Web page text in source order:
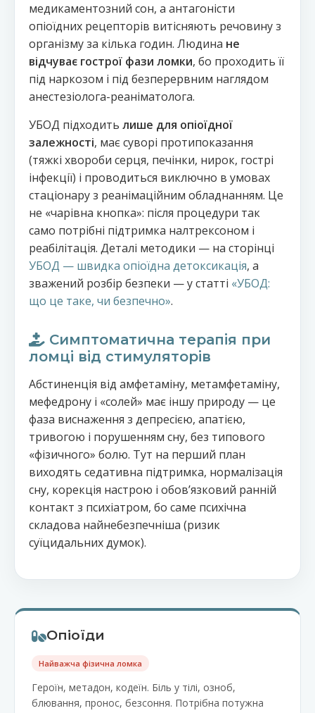
медикаментозний сон, а антагоністи
опіоїдних рецепторів витісняють речовину з
організму за кілька годин. Людина не
відчуває гострої фази ломки, бо проходить її
під наркозом і під безперервним наглядом
анестезіолога-реаніматолога.
УБОД підходить лише для опіоїдної
залежності, має суворі протипоказання
(тяжкі хвороби серця, печінки, нирок, гострі
інфекції) і проводиться виключно в умовах
стаціонару з реанімаційним обладнанням. Це
не «чарівна кнопка»: після процедури так
само потрібні підтримка налтрексоном і
реабілітація. Деталі методики — на сторінці
УБОД — швидка опіоїдна детоксикація, а
зважений розбір безпеки — у статті «УБОД:
що це таке, чи безпечно».
Симптоматична терапія при
ломці від стимуляторів
Абстиненція від амфетаміну, метамфетаміну,
мефедрону і «солей» має іншу природу — це
фаза виснаження з депресією, апатією,
тривогою і порушенням сну, без типового
«фізичного» болю. Тут на перший план
виходять седативна підтримка, нормалізація
сну, корекція настрою і обовʼязковий ранній
контакт з психіатром, бо саме психічна
складова найнебезпечніша (ризик
суїцидальних думок).
Опіоїди
Найважча фізична ломка
Героїн, метадон, кодеїн. Біль у тілі, озноб,
блювання, пронос, безсоння. Потрібна потужна